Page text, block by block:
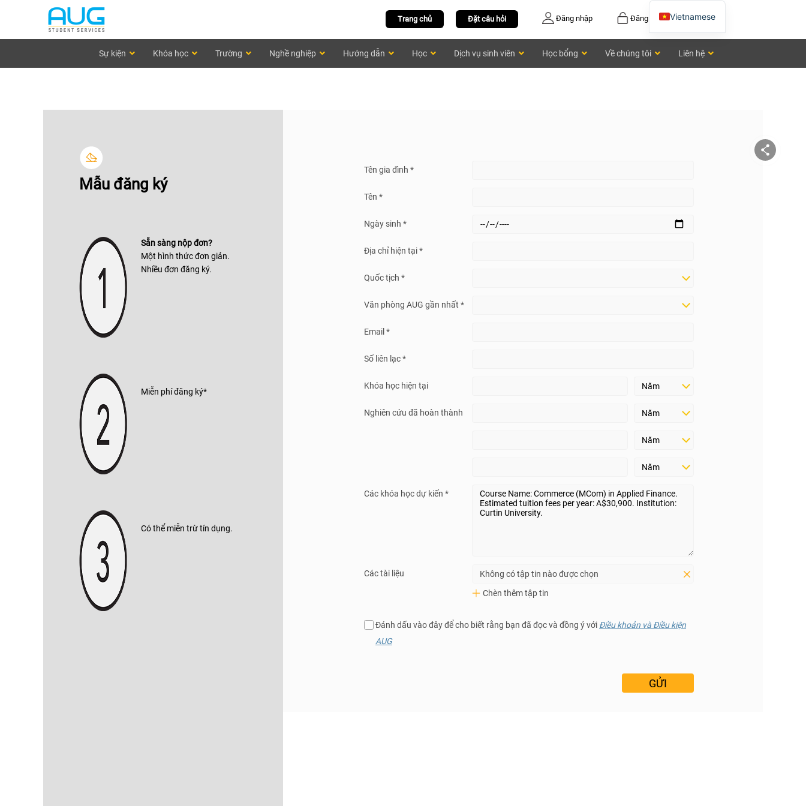
Đăng ký
Đăng nhập
Đặt câu hỏi
Trang chủ
Sự kiện Khóa học Trường Nghề nghiệp Hướng dẫn Học Dịch vụ sinh viên Học bổng Về chúng tôi Liên hệ
Mẫu đăng ký
Sẵn sàng nộp đơn?
Một hình thức đơn giản.
Nhiều đơn đăng ký.
Miễn phí đăng ký*
Có thể miễn trừ tín dụng.
Tên gia đình *
Tên *
Ngày sinh *
Địa chỉ hiện tại *
Quốc tịch *
Văn phòng AUG gần nhất *
Email *
Số liên lạc *
Khóa học hiện tại
Nghiên cứu đã hoàn thành
Các khóa học dự kiến *
Các tài liệu
Không có tập tin nào được chọn
Chèn thêm tập tin
Đánh dấu vào đây để cho biết rằng bạn đã đọc và đồng ý với Điều khoản và Điều kiện
AUG
Vietnamese
Chinese